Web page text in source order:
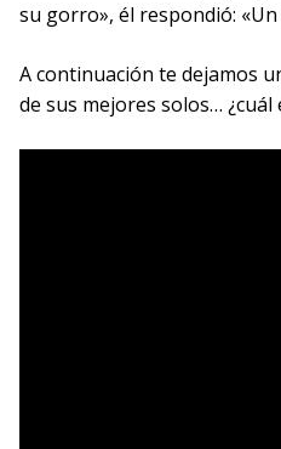
su gorro», él respondió:
A continuación te dejamos
de sus mejores solos…